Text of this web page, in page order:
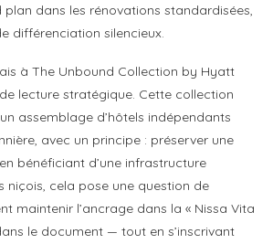
plan dans les rénovations standardisées,
différenciation silencieux.
à The Unbound Collection by Hyatt
lecture stratégique. Cette collection
assemblage d’hôtels indépendants
avec un principe : préserver une
bénéficiant d’une infrastructure
niçois, cela pose une question de
maintenir l’ancrage dans la « Nissa Vita
le document — tout en s’inscrivant